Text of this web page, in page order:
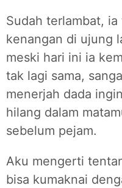
Sudah terlambat,
kenangan di ujung
meski hari ini ia
tak lagi sama,
menerjah dada
hilang dalam
sebelum pejam.
Aku mengerti
bisa kumaknai